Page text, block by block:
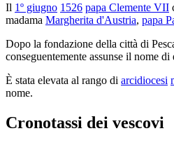
Il 1º giugno 1526 papa Clemente VII
madama Margherita d'Austria, papa
Dopo la fondazione della città di
conseguentemente assunse il nome
È stata elevata al rango di arcidiocesi
nome.
Cronotassi dei vescovi